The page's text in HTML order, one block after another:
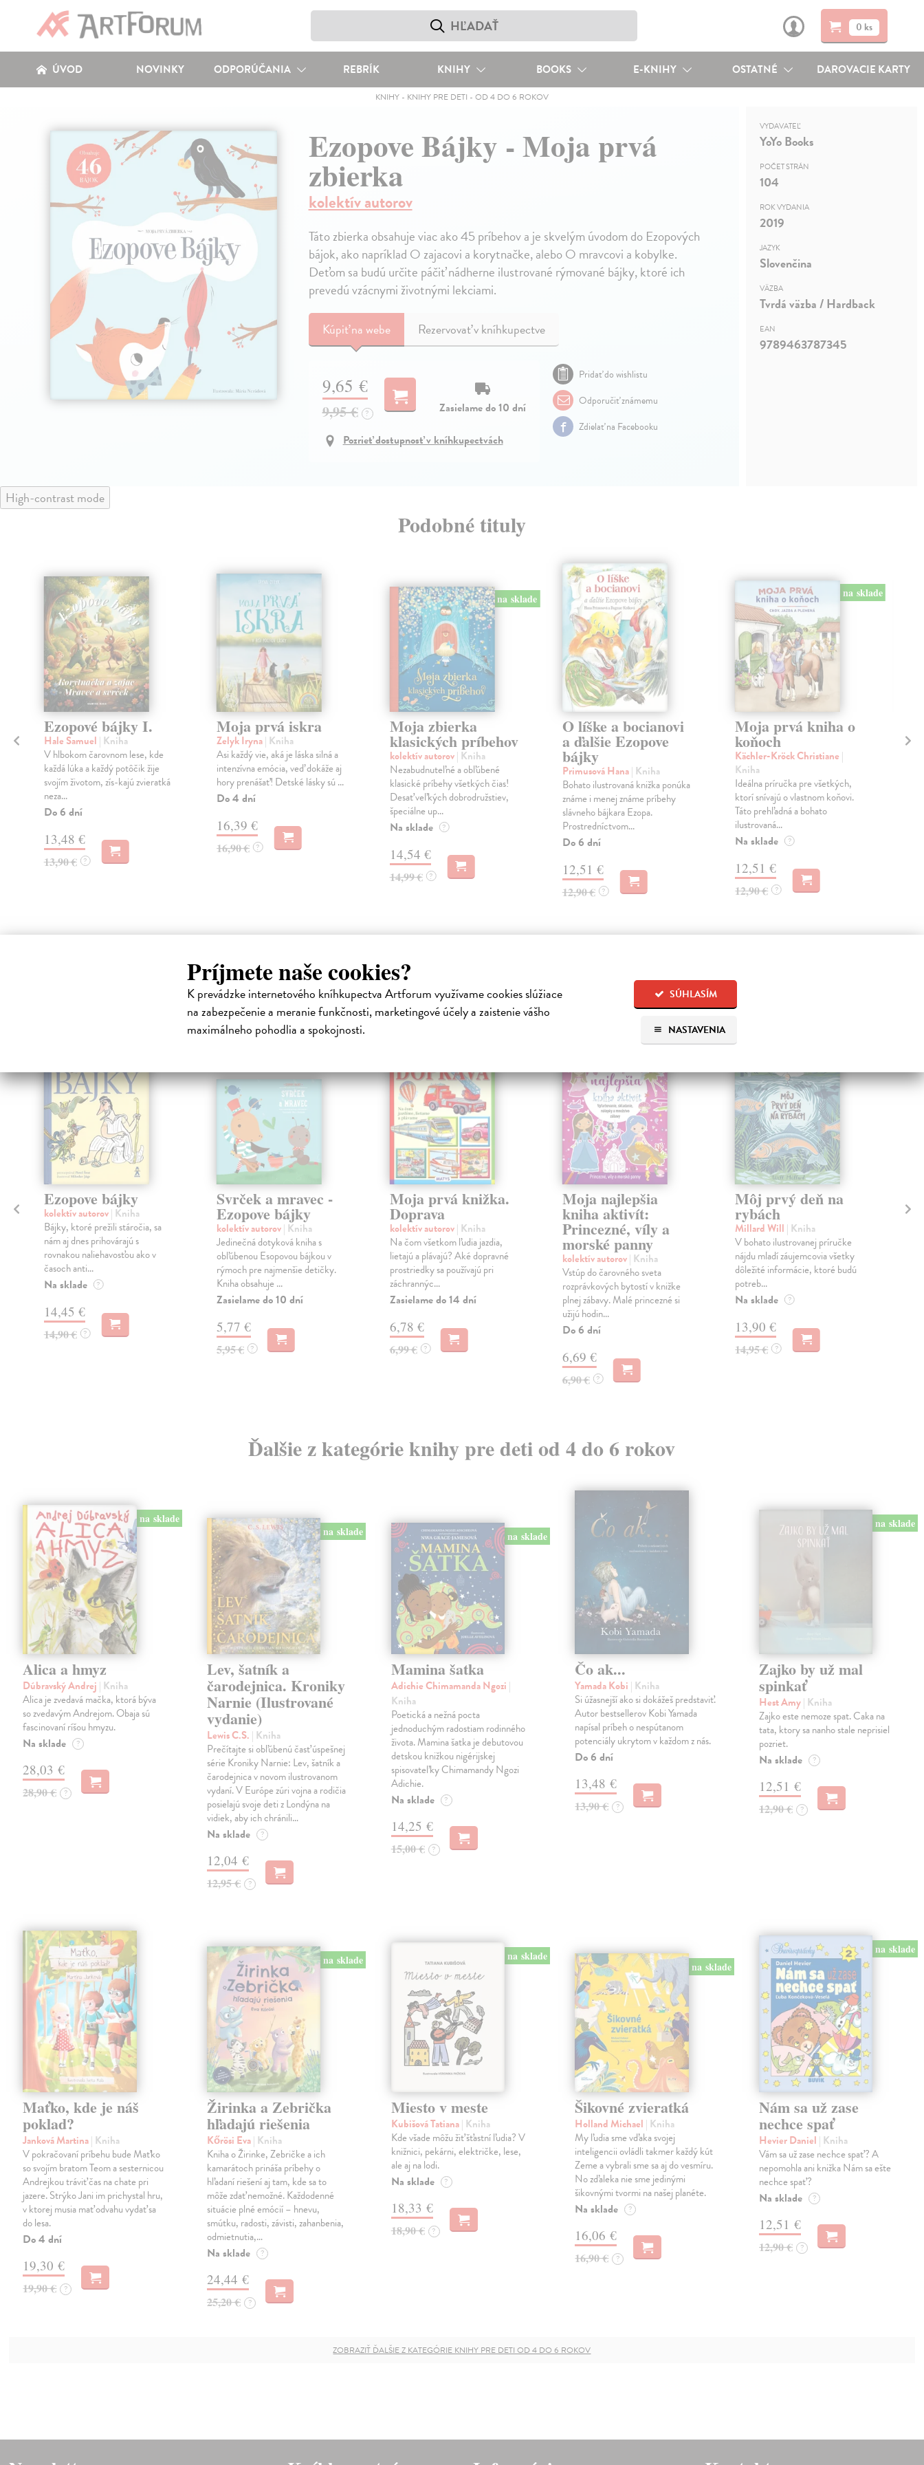
Príjmete naše cookies?
K prevádzke internetového kníhkupectva Artforum využívame cookies slúžiace
na zabezpečenie a meranie funkčnosti, marketingové účely a zaistenie vášho
maximálneho pohodlia a spokojnosti.
SÚHLASÍM
NASTAVENIA
0 ks
ÚVOD NOVINKY ODPORÚČANIA REBRÍK KNIHY BOOKS E-KNIHY OSTATNÉ DAROVACIE KARTY
KNIHY- KNIHY PRE DETI - OD 4 DO 6 ROKOV
Ezopove Bájky - Moja prvá
zbierka
kolektív autorov
Táto zbierka obsahuje viac ako 45 príbehov a je skvelým úvodom do Ezopových
bájok, ako napríklad O zajacovi a korytnačke, alebo O mravcovi a kobylke.
Deťom sa budú určite páčiť nádherne ilustrované rýmované bájky, ktoré ich
prevedú vzácnymi životnými lekciami.
Kúpiťna webe Rezervovať v kníhkupectve
9,65 €
9,95 € ?
Zasielame do 10 dní
Pozrieť dostupnosť v kníhkupectvách
Pridať do wishlistu
Odporučiť známemu
Zdielať na Facebooku
VYDAVATEĽ
YoYo Books
POČET STRÁN
104
ROK VYDANIA
2019
JAZYK
Slovenčina
VÄZBA
Tvrdá väzba / Hardback
EAN
9789463787345
High-contrast mode
Podobné tituly
Ezopové bájky I.
Hale Samuel | Kniha
V hlbokom čarovnom lese, kde
každá lúka a každý potôčik žije
svojím životom, zís-kajú zvieratká
neza...
Do 6 dní
13,48 €
13,90 € ?
Moja prvá iskra
Zelyk Iryna| Kniha
Asi každý vie, aká je láska silná a
intenzívna emócia, veď dokáže aj
hory prenášať! Detské lásky sú ...
Do 4 dní
16,39 €
16,90 € ?
na sklade
Moja zbierka
klasických príbehov
kolektív autorov| Kniha
Nezabudnuteľné a obľúbené
klasické príbehy všetkých čias!
Desať veľkých dobrodružstiev,
špeciálne up...
Na sklade ?
14,54 €
14,99 € ?
O líške a bocianovi
a ďalšie Ezopove
bájky
Primusová Hana| Kniha
Bohato ilustrovaná knižka ponúka
známe i menej známe príbehy
slávneho bájkara Ezopa.
Prostredníctvom...
Do 6 dní
12,51 €
12,90 € ?
na sklade
Moja prvá kniha o
koňoch
Kächler-Kröck Christiane |
Kniha
Ideálna príručka pre všetkých,
ktorí snívajú o vlastnom koňovi.
Táto prehľadná a bohato
ilustrovaná...
Na sklade ?
12,51 €
12,90 € ?
Čitatelia s podobným vkusom si kúpili aj:
Ezopove bájky
kolektív autorov| Kniha
Bájky, ktoré prežili stáročia, sa
nám aj dnes prihovárajú s
rovnakou naliehavosťou ako v
časoch anti...
Na sklade ?
14,45 €
14,90 € ?
Svrček a mravec -
Ezopove bájky
kolektív autorov| Kniha
Jedinečná dotyková kniha s
obľúbenou Esopovou bájkou v
rýmoch pre najmenšie detičky.
Kniha obsahuje ...
Zasielame do 10 dní
5,77 €
5,95 € ?
Moja prvá knižka.
Doprava
kolektív autorov| Kniha
Na čom všetkom ľudia jazdia,
lietajú a plávajú? Aké dopravné
prostriedky sa používajú pri
záchrannýc...
Zasielame do 14 dní
6,78 €
6,99 € ?
Moja najlepšia
kniha aktivít:
Princezné, víly a
morské panny
kolektív autorov| Kniha
Vstúp do čarovného sveta
rozprávkových bytostí v knižke
plnej zábavy. Malé princezné si
užijú hodin...
Do 6 dní
6,69 €
6,90 € ?
Môj prvý deň na
rybách
Millard Will | Kniha
V bohato ilustrovanej príručke
nájdu mladí záujemcovia všetky
dôležité informácie, ktoré budú
potreb...
Na sklade ?
13,90 €
14,95 € ?
Ďalšie z kategórie knihy pre deti od 4 do 6 rokov
na sklade
Alica a hmyz
Dúbravský Andrej | Kniha
Alica je zvedavá mačka, ktorá býva
so zvedavým Andrejom. Obaja sú
fascinovaní ríšou hmyzu.
Na sklade ?
28,03 €
28,90 € ?
na sklade
Lev, šatník a
čarodejnica. Kroniky
Narnie (Ilustrované
vydanie)
Lewis C.S. | Kniha
Prečítajte si obľúbenú časť úspešnej
série Kroniky Narnie: Lev, šatník a
čarodejnica v novom ilustrovanom
vydaní. V Európe zúri vojna a rodičia
posielajú svoje deti z Londýna na
vidiek, aby ich chránili…
Na sklade ?
12,04 €
12,95 € ?
na sklade
Mamina šatka
Adichie Chimamanda Ngozi |
Kniha
Poetická a nežná pocta
jednoduchým radostiam rodinného
života. Mamina šatka je debutovou
detskou knižkou nigérijskej
spisovateľky Chimamandy Ngozi
Adichie.
Na sklade ?
14,25 €
15,00 € ?
Čo ak...
Yamada Kobi | Kniha
Si úžasnejší ako si dokážeš predstaviť.
Autor bestsellerov Kobi Yamada
napísal príbeh o nespútanom
potenciály ukrytom v každom z nás.
Do 6 dní
13,48 €
13,90 € ?
na sklade
Zajko by už mal
spinkať
Hest Amy| Kniha
Zajko este nemoze spat. Caka na
tata, ktory sa nanho stale neprisiel
pozriet.
Na sklade ?
12,51 €
12,90 € ?
Maťko, kde je náš
poklad?
Janková Martina| Kniha
V pokračovaní príbehu bude Maťko
so svojím bratom Teom a sesternicou
Andrejkou tráviť čas na chate pri
jazere. Strýko Jani im prichystal hru,
v ktorej musia mať odvahu vydať sa
do lesa.
Do 4 dní
19,30 €
19,90 € ?
na sklade
Žirinka a Zebrička
hľadajú riešenia
Kőrösi Eva| Kniha
Kniha o Žirinke, Zebričke a ich
kamarátoch prináša príbehy o
hľadaní riešení aj tam, kde sa to
môže zdať nemožné. Každodenné
situácie plné emócií – hnevu,
smútku, radosti, závisti, zahanbenia,
odmietnutia,…
Na sklade ?
24,44 €
25,20 € ?
na sklade
Miesto v meste
Kubišová Tatiana| Kniha
Kde všade môžu žiť šťastní ľudia? V
knižnici, pekárni, električke, lese,
ale aj na lodi.
Na sklade ?
18,33 €
18,90 € ?
na sklade
Šikovné zvieratká
Holland Michael | Kniha
My ľudia sme vďaka svojej
inteligencii ovládli takmer každý kút
Zeme a vybrali sme sa aj do vesmíru.
No zďaleka nie sme jedinými
šikovnými tvormi na našej planéte.
Na sklade ?
16,06 €
16,90 € ?
na sklade
Nám sa už zase
nechce spať
Hevier Daniel | Kniha
Vám sa už zase nechce spať? A
nepomohla ani knižka Nám sa ešte
nechce spať?
Na sklade ?
12,51 €
12,90 € ?
ZOBRAZIŤ ĎALŠIE Z KATEGÓRIE KNIHY PRE DETI OD 4 DO 6 ROKOV